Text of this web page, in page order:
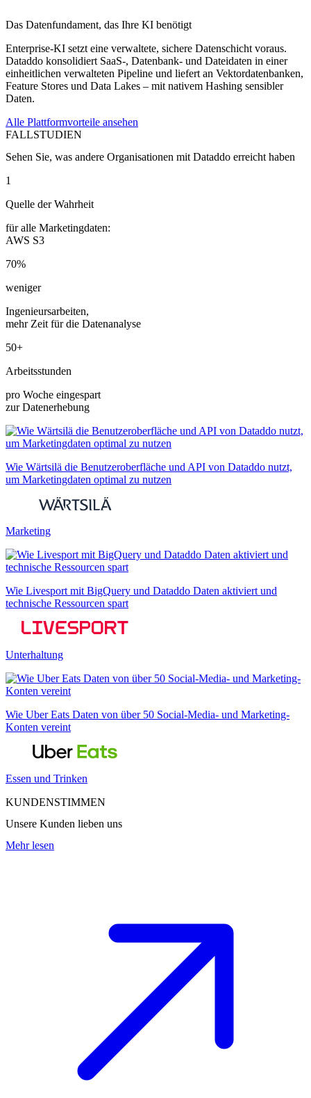
Das Datenfundament, das Ihre KI benötigt
Enterprise-KI setzt eine verwaltete, sichere Datenschicht voraus.
Dataddo konsolidiert SaaS-, Datenbank- und Dateidaten in einer
einheitlichen verwalteten Pipeline und liefert an Vektordatenbanken,
Feature Stores und Data Lakes – mit nativem Hashing sensibler
Daten.
Alle Plattformvorteile ansehen
FALLSTUDIEN
Sehen Sie, was andere Organisationen mit Dataddo erreicht haben
1
Quelle der Wahrheit
für alle Marketingdaten:
AWS S3
70%
weniger
Ingenieursarbeiten,
mehr Zeit für die Datenanalyse
50+
Arbeitsstunden
pro Woche eingespart
zur Datenerhebung
Wie Wärtsilä die Benutzeroberfläche und API von Dataddo nutzt,
um Marketingdaten optimal zu nutzen
Marketing
Wie Livesport mit BigQuery und Dataddo Daten aktiviert und
technische Ressourcen spart
Unterhaltung
Wie Uber Eats Daten von über 50 Social-Media- und Marketing-
Konten vereint
Essen und Trinken
KUNDENSTIMMEN
Unsere Kunden lieben uns
Mehr lesen